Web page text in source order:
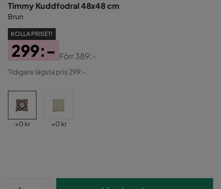
Timmy Kuddfodral 48x48 cm
Brun
KOLLA PRISET!
Pris
299:-
Original
Pris
Förr389:-
Tidigare lägsta pris 299:-
Pris
+0 kr Pris
+0 kr